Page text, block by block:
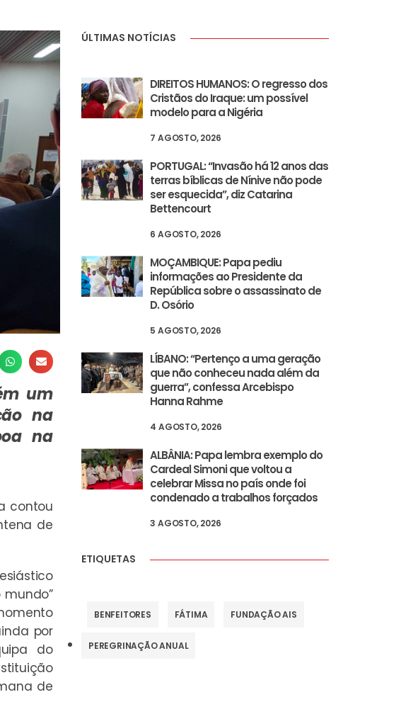
um
na
na
contou
de
por
do
de
ÚLTIMAS NOTÍCIAS
DIREITOS HUMANOS: O regresso dos
Cristãos do Iraque: um possível
modelo para a Nigéria
7 AGOSTO, 2026
PORTUGAL: “Invasão há 12 anos das
terras bíblicas de Nínive não pode
ser esquecida”, diz Catarina
Bettencourt
6 AGOSTO, 2026
MOÇAMBIQUE: Papa pediu
informações ao Presidente da
República sobre o assassinato de
D. Osório
5 AGOSTO, 2026
LÍBANO: “Pertenço a uma geração
que não conheceu nada além da
guerra”, confessa Arcebispo
Hanna Rahme
4 AGOSTO, 2026
ALBÂNIA: Papa lembra exemplo do
Cardeal Simoni que voltou a
celebrar Missa no país onde foi
condenado a trabalhos forçados
3 AGOSTO, 2026
ETIQUETAS
BENFEITORES FÁTIMA FUNDAÇÃO AIS
PEREGRINAÇÃO ANUAL